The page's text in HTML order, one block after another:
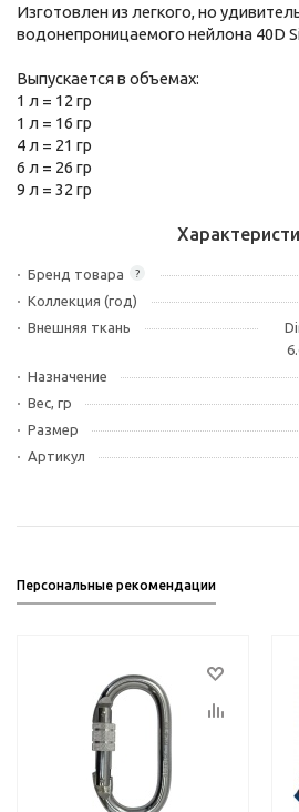
Изготовлен из легкого, но
водонепроницаемого нейлона 40D
Выпускается в объемах:
1 л = 12 гр
1 л = 16 гр
4 л = 21 гр
6 л = 26 гр
9 л = 32 гр
?
Бренд товара
Коллекция (год)
Внешняя ткань
Назначение
Вес, гр
Размер
Артикул
Персональные рекомендации